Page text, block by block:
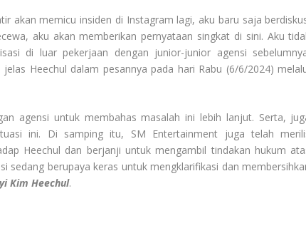
akan memicu insiden di Instagram lagi, aku baru saja
aku akan memberikan pernyataan singkat di sini. Aku
di luar pekerjaan dengan junior-junior agensi
Heechul dalam pesannya pada hari Rabu (6/6/2024)
agensi untuk membahas masalah ini lebih lanjut. Serta,
ini. Di samping itu, SM Entertainment juga telah
Heechul dan berjanji untuk mengambil tindakan hukum
sedang berupaya keras untuk mengklarifikasi dan
Kim Heechul.